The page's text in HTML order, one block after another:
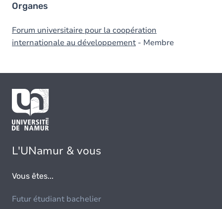
Organes
Forum universitaire pour la coopération
internationale au développement - Membre
L'UNamur & vous
Vous êtes...
Futur étudiant bachelier